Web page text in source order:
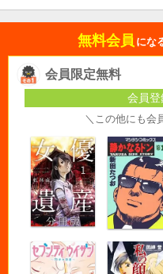
無料会員 にな
会員限定無料
会員
＼この他にも会